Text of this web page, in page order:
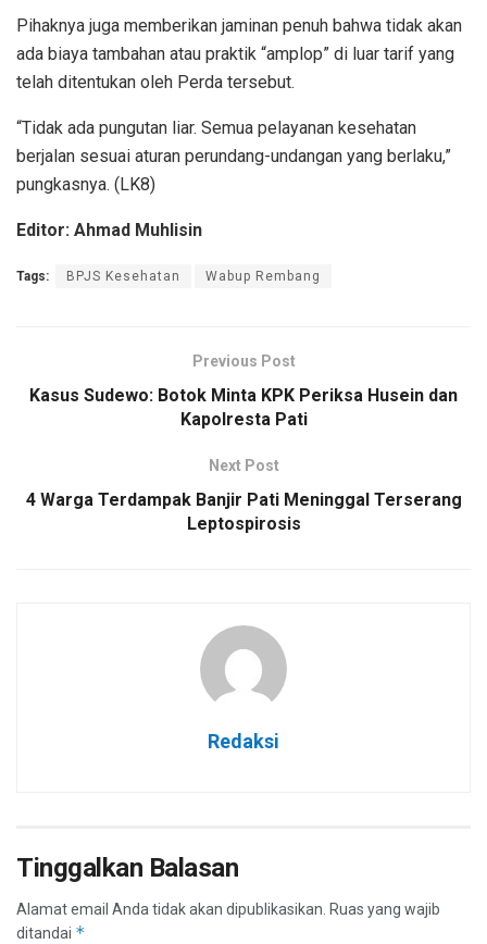
Pihaknya juga memberikan jaminan penuh bahwa tidak akan
ada biaya tambahan atau praktik “amplop” di luar tarif yang
telah ditentukan oleh Perda tersebut.
“Tidak ada pungutan liar. Semua pelayanan kesehatan
berjalan sesuai aturan perundang-undangan yang berlaku,”
pungkasnya. (LK8)
Editor: Ahmad Muhlisin
Tags: BPJS Kesehatan Wabup Rembang
Previous Post
Kasus Sudewo: Botok Minta KPK Periksa Husein dan
Kapolresta Pati
Next Post
4 Warga Terdampak Banjir Pati Meninggal Terserang
Leptospirosis
Redaksi
Tinggalkan Balasan
Alamat email Anda tidak akan dipublikasikan. Ruas yang wajib
ditandai *